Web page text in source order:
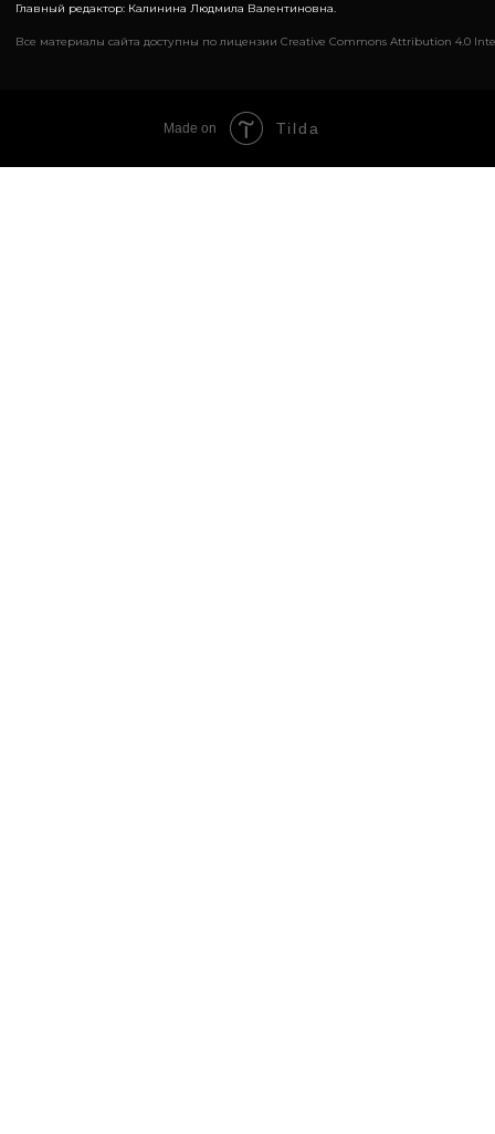
Главный редактор: Калинина Людмила Валентиновна.
Все материалы сайта доступны по лицензии Creative Commons Attribution 4.0
Made on Tilda